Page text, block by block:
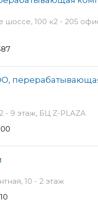
шоссе, 100 к2 - 205
- 9 этаж, БЦ Z-PLAZA
10 - 2 этаж